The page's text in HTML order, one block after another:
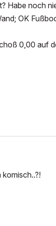
Habe noch
OK
0,00 auf
komisch..?!